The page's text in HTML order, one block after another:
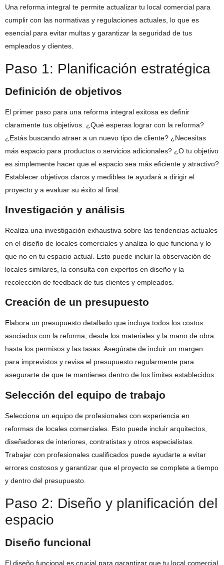
Una reforma integral te permite actualizar tu local comercial para
cumplir con las normativas y regulaciones actuales, lo que es
esencial para evitar multas y garantizar la seguridad de tus
empleados y clientes.
Paso 1: Planificación estratégica
Definición de objetivos
El primer paso para una reforma integral exitosa es definir
claramente tus objetivos. ¿Qué esperas lograr con la reforma?
¿Estás buscando atraer a un nuevo tipo de cliente? ¿Necesitas
más espacio para productos o servicios adicionales? ¿O tu objetivo
es simplemente hacer que el espacio sea más eficiente y atractivo?
Establecer objetivos claros y medibles te ayudará a dirigir el
proyecto y a evaluar su éxito al final.
Investigación y análisis
Realiza una investigación exhaustiva sobre las tendencias actuales
en el diseño de locales comerciales y analiza lo que funciona y lo
que no en tu espacio actual. Esto puede incluir la observación de
locales similares, la consulta con expertos en diseño y la
recolección de feedback de tus clientes y empleados.
Creación de un presupuesto
Elabora un presupuesto detallado que incluya todos los costos
asociados con la reforma, desde los materiales y la mano de obra
hasta los permisos y las tasas. Asegúrate de incluir un margen
para imprevistos y revisa el presupuesto regularmente para
asegurarte de que te mantienes dentro de los límites establecidos.
Selección del equipo de trabajo
Selecciona un equipo de profesionales con experiencia en
reformas de locales comerciales. Esto puede incluir arquitectos,
diseñadores de interiores, contratistas y otros especialistas.
Trabajar con profesionales cualificados puede ayudarte a evitar
errores costosos y garantizar que el proyecto se complete a tiempo
y dentro del presupuesto.
Paso 2: Diseño y planificación del
espacio
Diseño funcional
El diseño funcional es crucial para garantizar que tu local comercial